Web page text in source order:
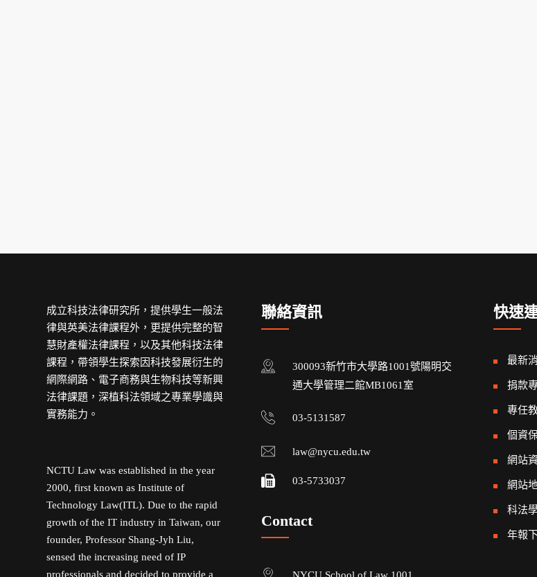
成立科技法律研究所，提供學生一般法
律與英美法律課程外，更提供完整的智
慧財產權法律課程，以及其他科技法律
課程，帶領學生探索因科技發展衍生的
網際網路、電子商務與生物科技等新興
法律課題，深植科法領域之專業學識與
實務能力。
NCTU Law was established in the year
2000, first known as Institute of
Technology Law(ITL). Due to the rapid
growth of the IT industry in Taiwan, our
founder, Professor Shang-Jyh Liu,
sensed the increasing need of IP
professionals and decided to provide a
聯絡資訊
300093新竹市大學路1001號陽明交
通大學管理二館MB1061室
03-5131587
law@nycu.edu.tw
03-5733037
Contact
快速
最新
捐款
專任
個資
網站
網站
科法
年報